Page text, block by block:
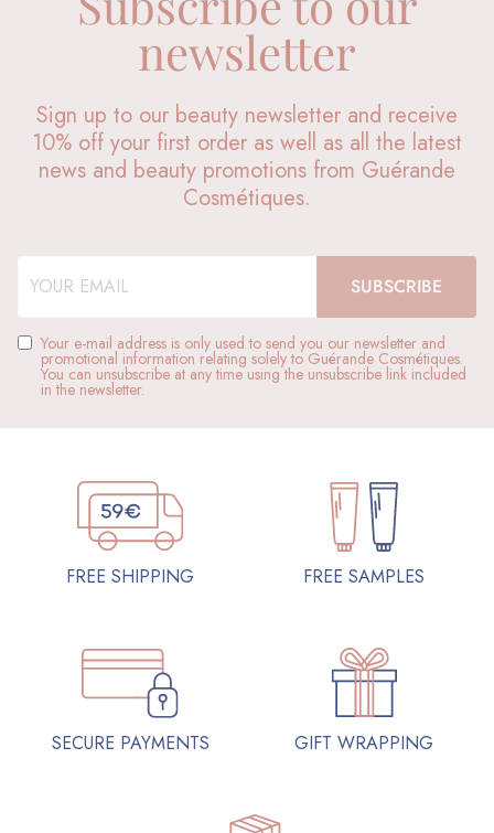
newsletter
Sign up to our beauty newsletter and receive
10% off your first order as well as all the latest
news and beauty promotions from Guérande
Cosmétiques.
Your e-mail address is only used to send you our newsletter and
promotional information relating solely to Guérande Cosmétiques.
You can unsubscribe at any time using the unsubscribe link included
in the newsletter.
FREE SHIPPING FREE SAMPLES
SECURE PAYMENTS GIFT WRAPPING